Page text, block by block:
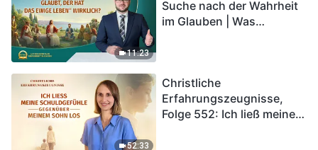
11:23
Suche nach der Wahrheit
im Glauben | Was
52:33
Christliche
Erfahrungszeugnisse,
Folge 552: Ich ließ meine